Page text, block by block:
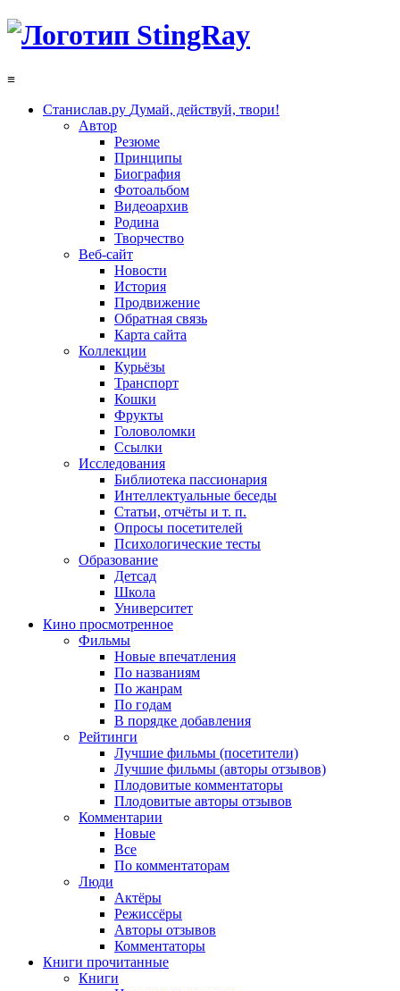
≡
Станислав.ру Думай, действуй, твори!
Автор
Резюме
Принципы
Биография
Фотоальбом
Видеоархив
Родина
Творчество
Веб-сайт
Новости
История
Продвижение
Обратная связь
Карта сайта
Коллекции
Курьёзы
Транспорт
Кошки
Фрукты
Головоломки
Ссылки
Исследования
Библиотека пассионария
Интеллектуальные беседы
Статьи, отчёты и т. п.
Опросы посетителей
Психологические тесты
Образование
Детсад
Школа
Университет
Кино просмотренное
Фильмы
Новые впечатления
По названиям
По жанрам
По годам
В порядке добавления
Рейтинги
Лучшие фильмы (посетители)
Лучшие фильмы (авторы отзывов)
Плодовитые комментаторы
Плодовитые авторы отзывов
Комментарии
Новые
Все
По комментаторам
Люди
Актёры
Режиссёры
Авторы отзывов
Комментаторы
Книги прочитанные
Книги